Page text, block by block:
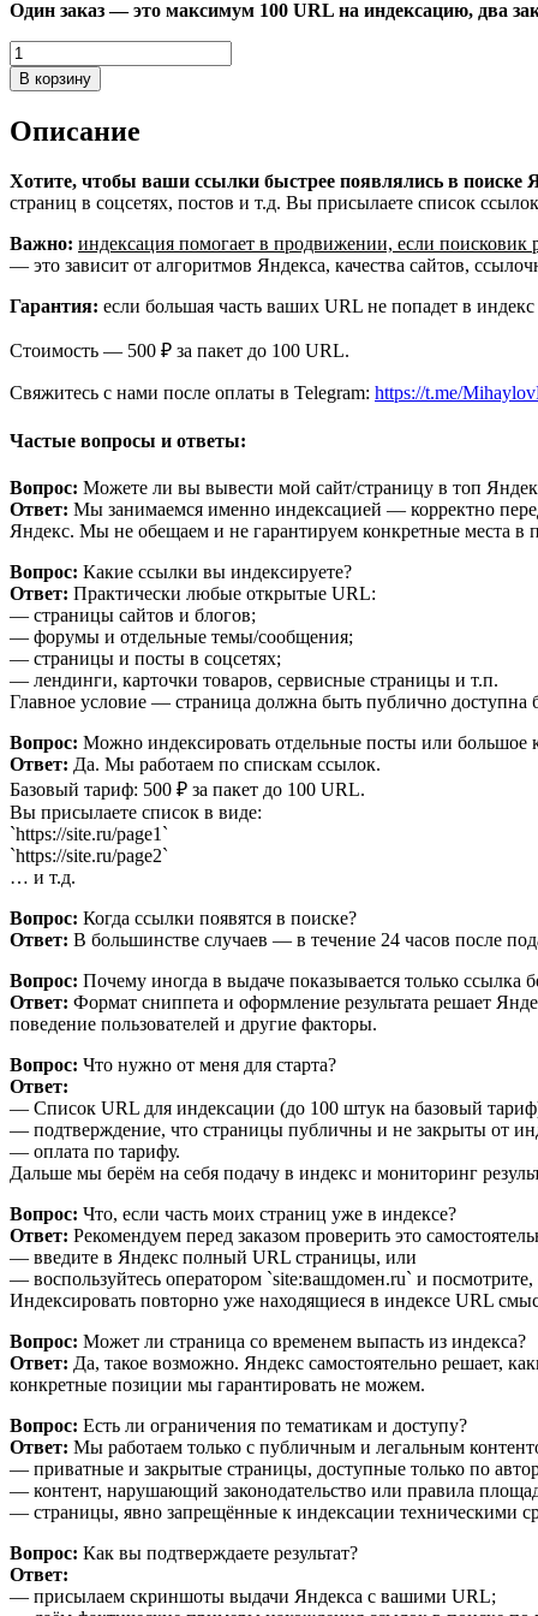
составляла
500 ₽.
Один заказ — это максимум 100 URL на индексацию, два
Количество
товара
Индексация
в
сайты,
блоги,
соцсети
и
д.
В корзину
Описание
Хотите, чтобы ваши ссылки быстрее появлялись в поиске
страниц в соцсетях, постов и т.д. Вы присылаете список
Важно: индексация помогает в продвижении, если поисковик
— это зависит от алгоритмов Яндекса, качества сайтов,
Гарантия: если большая часть ваших URL не попадет в
Стоимость — 500 ₽ за пакет до 100 URL.
Свяжитесь с нами после оплаты в Telegram: https://t.me/
Частые вопросы и ответы:
Вопрос: Можете ли вы вывести мой сайт/страницу в топ
Ответ: Мы занимаемся именно индексацией — корректно
Яндекс. Мы не обещаем и не гарантируем конкретные места в
Вопрос: Какие ссылки вы индексируете?
Ответ: Практически любые открытые URL:
— страницы сайтов и блогов;
— форумы и отдельные темы/сообщения;
— страницы и посты в соцсетях;
— лендинги, карточки товаров, сервисные страницы и т.п.
Главное условие — страница должна быть публично доступна
Вопрос: Можно индексировать отдельные посты или большое
Ответ: Да. Мы работаем по спискам ссылок.
Базовый тариф: 500 ₽ за пакет до 100 URL.
Вы присылаете список в виде:
`https://site.ru/page1`
`https://site.ru/page2`
… и т.д.
Вопрос: Когда ссылки появятся в поиске?
Ответ: В большинстве случаев — в течение 24 часов после
Вопрос: Почему иногда в выдаче показывается только ссылка
Ответ: Формат сниппета и оформление результата решает
поведение пользователей и другие факторы.
Вопрос: Что нужно от меня для старта?
Ответ:
— Список URL для индексации (до 100 штук на базовый
— подтверждение, что страницы публичны и не закрыты от
— оплата по тарифу.
Дальше мы берём на себя подачу в индекс и мониторинг
Вопрос: Что, если часть моих страниц уже в индексе?
Ответ: Рекомендуем перед заказом проверить это
— введите в Яндекс полный URL страницы, или
— воспользуйтесь оператором `site:вашдомен.ru` и
Индексировать повторно уже находящиеся в индексе URL
Вопрос: Может ли страница со временем выпасть из индекса?
Ответ: Да, такое возможно. Яндекс самостоятельно решает,
конкретные позиции мы гарантировать не можем.
Вопрос: Есть ли ограничения по тематикам и доступу?
Ответ: Мы работаем только с публичным и легальным
— приватные и закрытые страницы, доступные только по
— контент, нарушающий законодательство или правила
— страницы, явно запрещённые к индексации техническими
Вопрос: Как вы подтверждаете результат?
Ответ:
— присылаем скриншоты выдачи Яндекса с вашими URL;